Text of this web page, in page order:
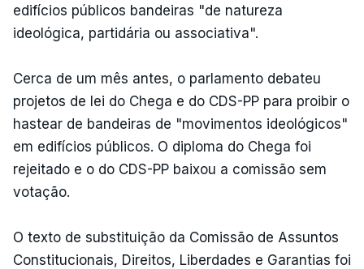
edifícios públicos bandeiras "de natureza
ideológica, partidária ou associativa".
Cerca de um mês antes, o parlamento debateu
projetos de lei do Chega e do CDS-PP para proibir o
hastear de bandeiras de "movimentos ideológicos"
em edifícios públicos. O diploma do Chega foi
rejeitado e o do CDS-PP baixou a comissão sem
votação.
O texto de substituição da Comissão de Assuntos
Constitucionais, Direitos, Liberdades e Garantias foi